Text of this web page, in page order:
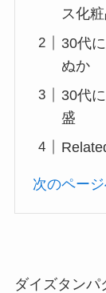
ス化
30代
ぬか
30代
盛
次のペー
ダイズタンパ